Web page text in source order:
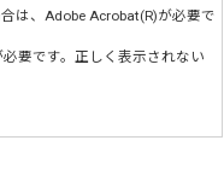
は、Adobe Acrobat(R)が必要で
必要です。正しく表示されない